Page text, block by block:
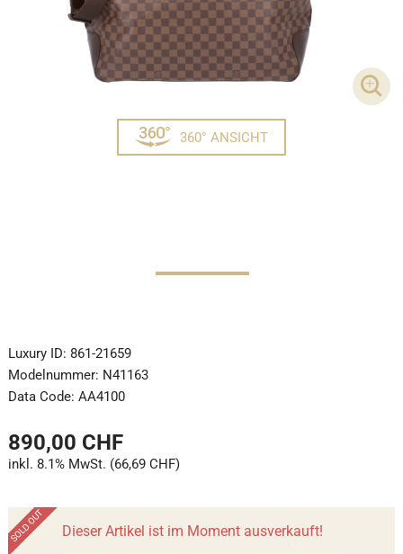
360° ANSICHT
Luxury ID: 861-21659
Modelnummer: N41163
Data Code: AA4100
890,00 CHF
inkl. 8.1% MwSt. (66,69 CHF)
Dieser Artikel ist im Moment ausverkauft!